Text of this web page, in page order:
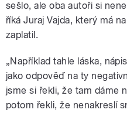
sešlo, ale oba autoři si
říká Juraj Vajda, který má
zaplatil.
„Například tahle láska,
jako odpověď na ty
jsme si řekli, že tam dáme
potom řekli, že nenakreslí